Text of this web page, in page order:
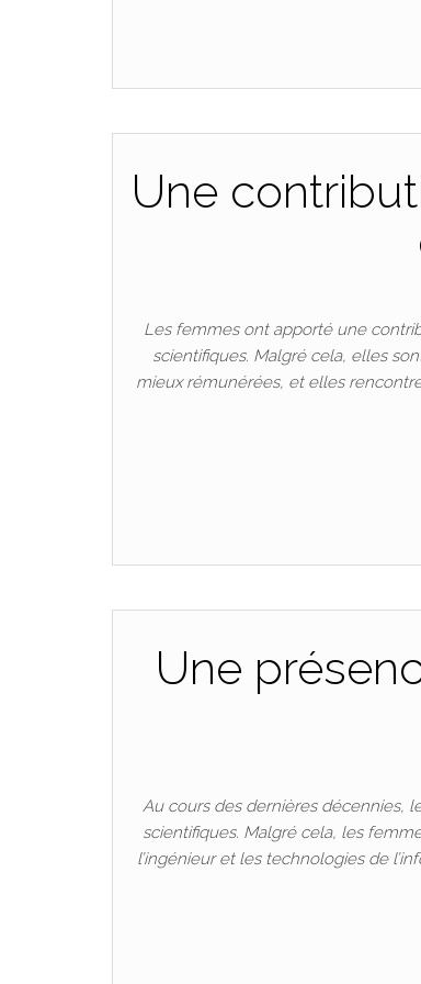
Une
Les femmes ont apporté une
scientifiques. Malgré cela, elles
mieux rémunérées, et elles
Une
Au cours des dernières décennies,
scientifiques. Malgré cela, les
l’ingénieur et les technologies de